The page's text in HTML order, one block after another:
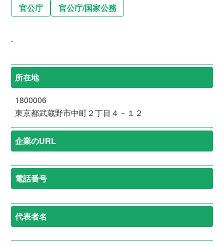
官公庁 官公庁/国家公務
-
所在地
1800006
東京都武蔵野市中町２丁目４－１２
企業のURL
電話番号
代表者名